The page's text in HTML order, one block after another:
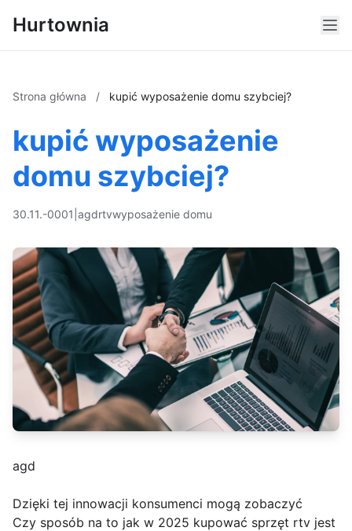
Hurtownia
Strona główna / kupić wyposażenie domu szybciej?
kupić wyposażenie
domu szybciej?
30.11.-0001 agdrtvwyposażenie domu
agd
Dzięki tej innowacji konsumenci mogą zobaczyć
Czy sposób na to jak w 2025 kupować sprzęt rtv jest